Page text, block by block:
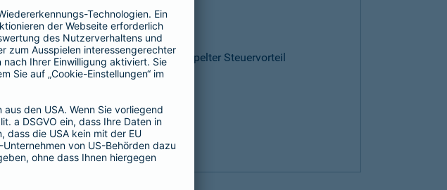
und Renditechancen.
wählbare Beitragsgarantie
attraktive Renditechancen und doppelter Steuervorteil
mehr Infos